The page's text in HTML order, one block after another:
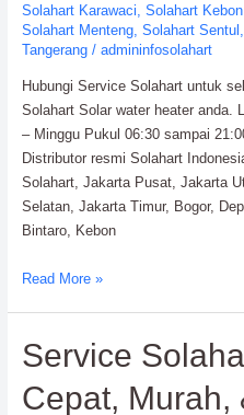
Solahart Karawaci Solahart
Solahart Menteng, Solahart Sentul
Tangerang/ admininfosolahart
Hubungi Service Solahart untuk
Solahart Solar water heater anda.
– Minggu Pukul 06:30 sampai
Distributor resmi Solahart
Solahart, Jakarta Pusat, Jakarta
Selatan, Jakarta Timur, Bogor,
Bintaro, Kebon
Service
Heater:
Citra
Read More »
Service
Cepat, Murah,